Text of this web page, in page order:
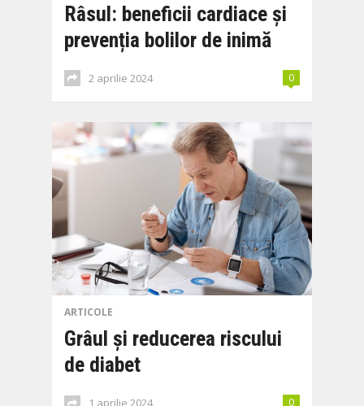
Râsul: beneficii cardiace și
prevenția bolilor de inimă
2 aprilie 2024 0
ARTICOLE
Grâul și reducerea riscului
de diabet
1 aprilie 2024 0